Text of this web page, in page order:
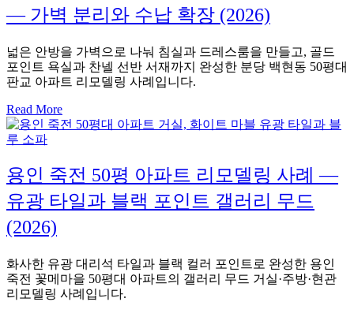
— 가벽 분리와 수납 확장 (2026)
넓은 안방을 가벽으로 나눠 침실과 드레스룸을 만들고, 골드
포인트 욕실과 찬넬 선반 서재까지 완성한 분당 백현동 50평대
판교 아파트 리모델링 사례입니다.
Read More
용인 죽전 50평 아파트 리모델링 사례 —
유광 타일과 블랙 포인트 갤러리 무드
(2026)
화사한 유광 대리석 타일과 블랙 컬러 포인트로 완성한 용인
죽전 꽃메마을 50평대 아파트의 갤러리 무드 거실·주방·현관
리모델링 사례입니다.